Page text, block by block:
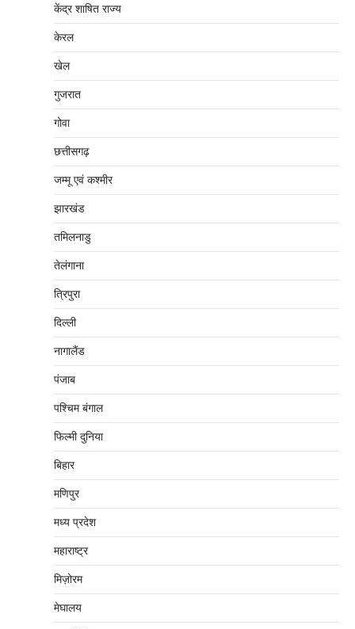
केंद्र शाषित राज्य
केरल
खेल
गुजरात
गोवा
छत्तीसगढ़
जम्‍मू एवं कश्‍मीर
झारखंड
तमिलनाडु
तेलंगाना
त्रिपुरा
दिल्‍ली
नागालैंड
पंजाब
पश्चिम बंगाल
फिल्मी दुनिया
बिहार
मणिपुर
मध्‍य प्रदेश
महाराष्‍ट्र
मिज़ोरम
मेघालय